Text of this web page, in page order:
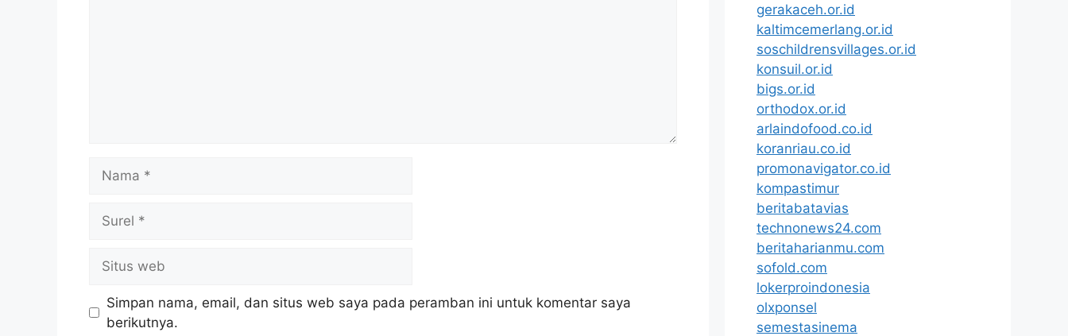
web
Simpan nama, email, dan situs web saya pada peramban ini untuk komentar saya
berikutnya.
gerakaceh.or.id
kaltimcemerlang.or.id
soschildrensvillages.or.id
konsuil.or.id
bigs.or.id
orthodox.or.id
arlaindofood.co.id
koranriau.co.id
promonavigator.co.id
kompastimur
beritabatavias
technonews24.com
beritaharianmu.com
sofold.com
lokerproindonesia
olxponsel
semestasinema